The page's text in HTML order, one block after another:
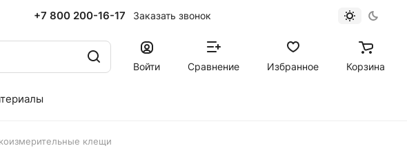
+7 800 200-16-17 Заказать звонок
Войти Сравнение Избранное Корзина
клещи